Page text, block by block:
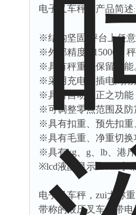
电子叉车秤，产品简述:
※结构坚固
秤台上任
※外部精度
1/15000
，
※具有秤重值保留功能
※采用充电、插电两用
※具有自动校正之功能
※可调整零点范围及防
※具有扣重、预先扣重
※具有毛重、净重切换
※具有kg g lb 、港
※lcd液晶显示
电子叉车秤，zui大称重
带称的液压叉车，带